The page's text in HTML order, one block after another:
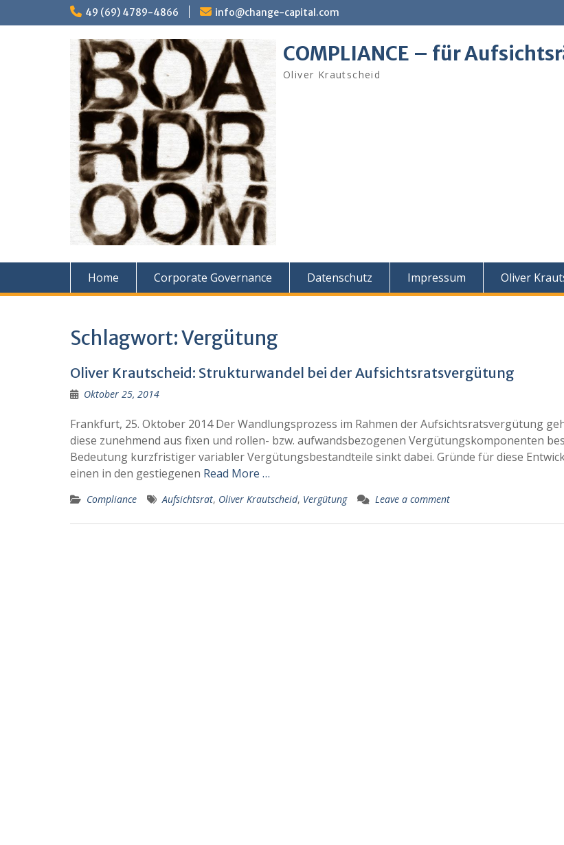
49 (69) 4789-4866 info@change-capital.com
COMPLIANCE – für
Oliver Krautscheid
Home Corporate Governance Datenschutz Impressum Oliver
Schlagwort:Vergütung
Oliver Krautscheid: Strukturwandel bei der Aufsichtsratsvergütung
Oktober 25, 2014
Frankfurt, 25. Oktober 2014 Der Wandlungsprozess im Rahmen der Aufsichtsratsvergütung
diese zunehmend aus fixen und rollen- bzw. aufwandsbezogenen Vergütungskomponenten
Bedeutung kurzfristiger variabler Vergütungsbestandteile sinkt dabei. Gründe für diese
einen in den gestiegenen Read More …
Compliance Aufsichtsrat, Oliver Krautscheid, Vergütung Leave a comment